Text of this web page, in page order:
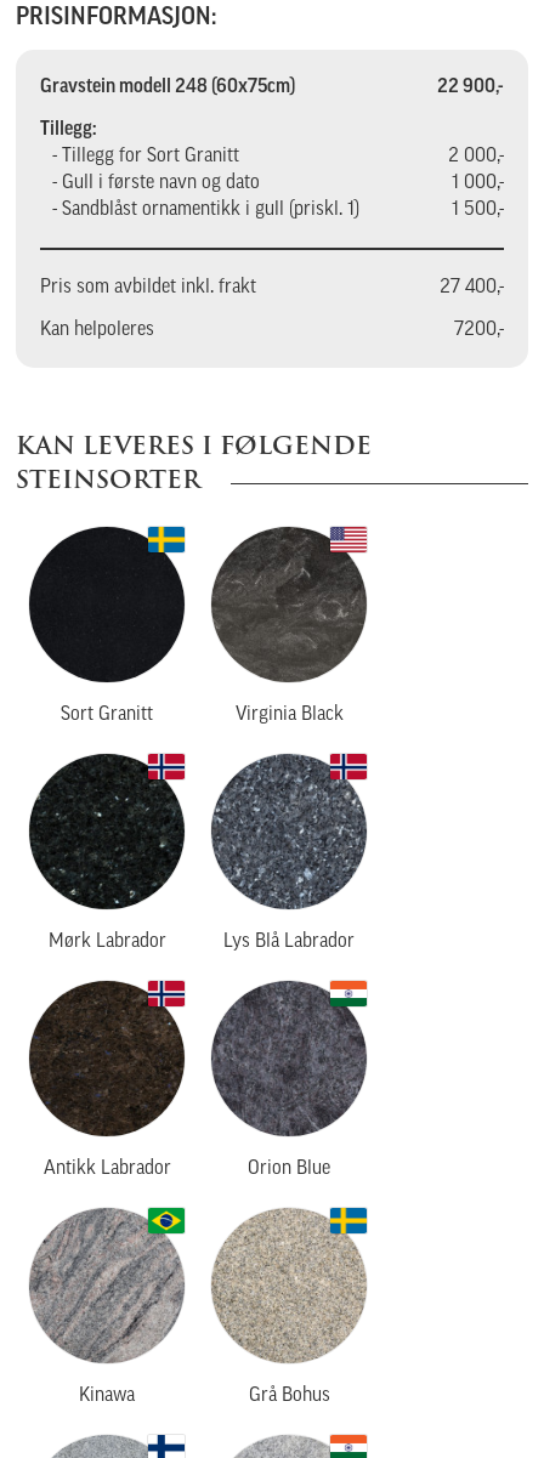
PRISINFORMASJON:
Gravstein modell 248 (60x75cm) 22 900,-
Tillegg:
- Tillegg for Sort Granitt
2 000,-
- Gull i første navn og dato
1 000,-
- Sandblåst ornamentikk i gull (priskl. 1)
1 500,-
Pris som avbildet inkl. frakt 27 400,-
Kan helpoleres 7200,-
KAN LEVERES I FØLGENDE
STEINSORTER
Sort Granitt Virginia Black
Mørk Labrador Lys Blå Labrador
Antikk Labrador Orion Blue
Kinawa Grå Bohus